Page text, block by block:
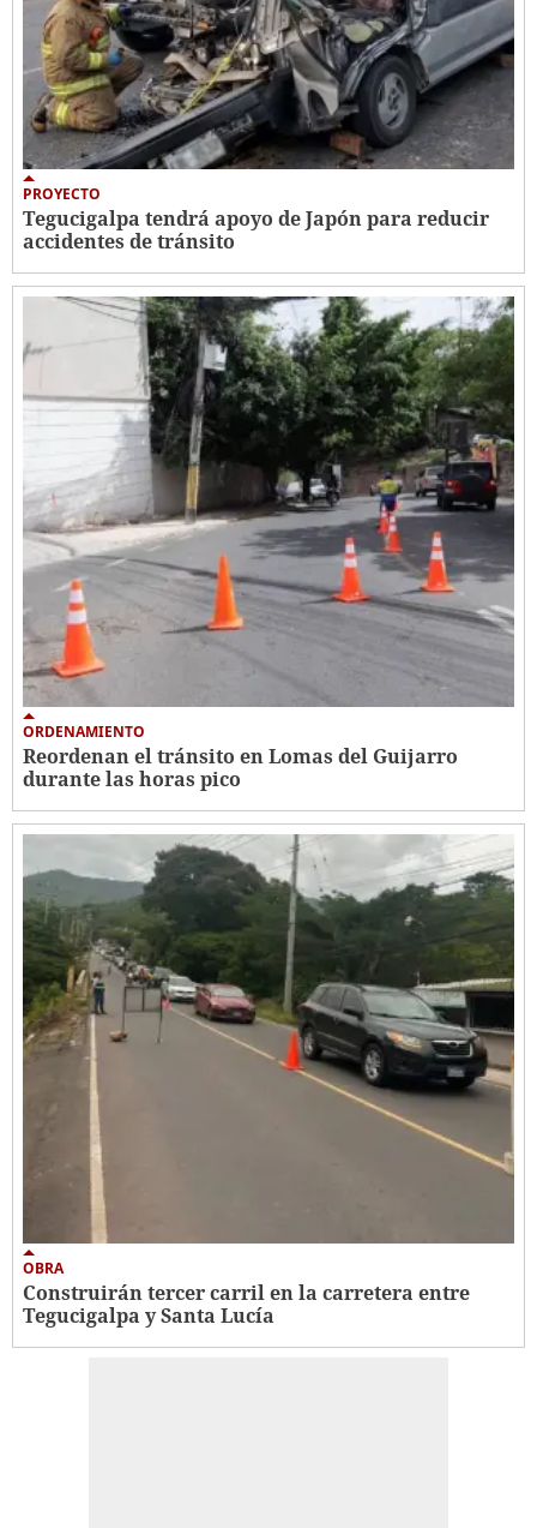
PROYECTO
Tegucigalpa tendrá apoyo de Japón para reducir
accidentes de tránsito
ORDENAMIENTO
Reordenan el tránsito en Lomas del Guijarro
durante las horas pico
OBRA
Construirán tercer carril en la carretera entre
Tegucigalpa y Santa Lucía